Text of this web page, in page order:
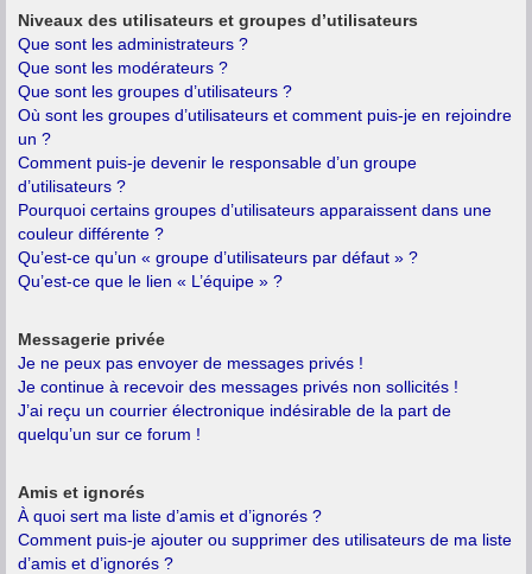
Niveaux des utilisateurs et groupes d’utilisateurs
Que sont les administrateurs ?
Que sont les modérateurs ?
Que sont les groupes d’utilisateurs ?
Où sont les groupes d’utilisateurs et comment puis-je en rejoindre
un ?
Comment puis-je devenir le responsable d’un groupe
d’utilisateurs ?
Pourquoi certains groupes d’utilisateurs apparaissent dans une
couleur différente ?
Qu’est-ce qu’un « groupe d’utilisateurs par défaut » ?
Qu’est-ce que le lien « L’équipe » ?
Messagerie privée
Je ne peux pas envoyer de messages privés !
Je continue à recevoir des messages privés non sollicités !
J’ai reçu un courrier électronique indésirable de la part de
quelqu’un sur ce forum !
Amis et ignorés
À quoi sert ma liste d’amis et d’ignorés ?
Comment puis-je ajouter ou supprimer des utilisateurs de ma liste
d’amis et d’ignorés ?